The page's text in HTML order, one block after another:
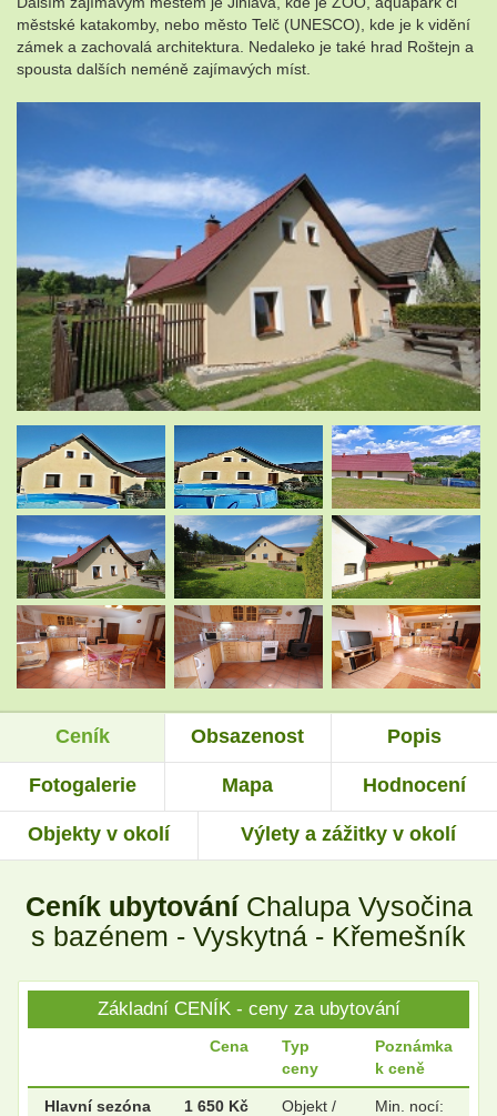
městské katakomby, nebo město Telč (UNESCO), kde je k vidění
zámek a zachovalá architektura. Nedaleko je také hrad Roštejn a
spousta dalších neméně zajímavých míst.
Ceník Obsazenost Popis
Fotogalerie Mapa Hodnocení
Objekty v okolí Výlety a zážitky v okolí
Ceník ubytování Chalupa Vysočina
s bazénem - Vyskytná - Křemešník
Základní CENÍK - ceny za ubytování
Cena
Typ
ceny
Poznámka
k ceně
Hlavní sezóna 1 650 Kč
Objekt /
Min. nocí: